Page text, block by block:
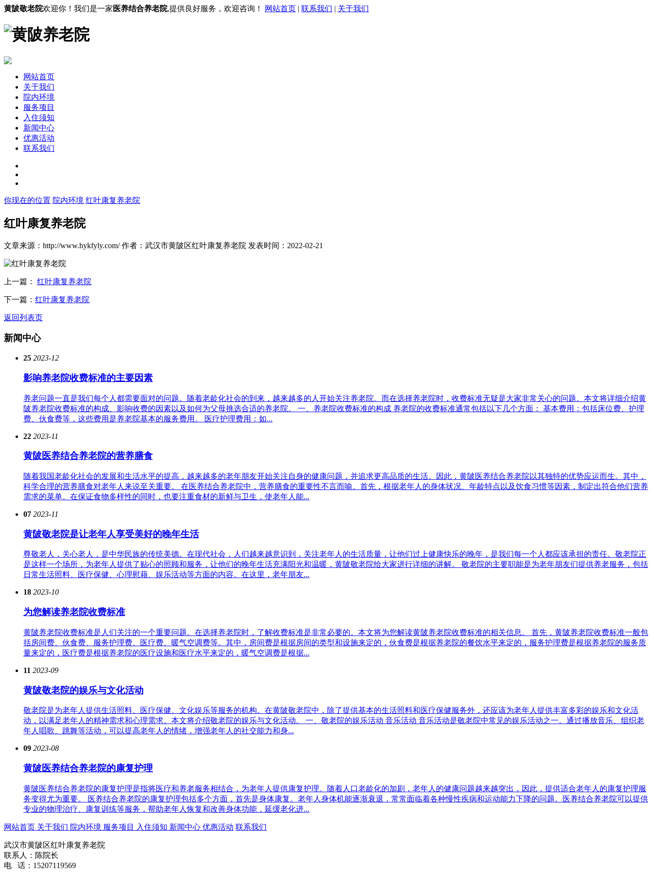
黄陂敬老院欢迎你！我们是一家 医养结合养老院,提供良好服务，欢迎咨询！ 网站首页 | 联系我们 | 关于我们
网站首页
关于我们
院内环境
服务项目
入住须知
新闻中心
优惠活动
联系我们
你现在的位置 院内环境 红叶康复养老院
红叶康复养老院
文章来源：http://www.hykfyly.com/作者：武汉市黄陂区红叶康复养老院 发表时间：2022-02-21
上一篇： 红叶康复养老院
下一篇： 红叶康复养老院
返回列表页
新闻中心
25 2023-12
影响养老院收费标准的主要因素
养老问题一直是我们每个人都需要面对的问题。随着老龄化社会的到来，越来越多的人开始关注养老院。而在选择养老院时，收费标准无疑是大家非常关心的问题。本文将详细介绍黄
陂养老院收费标准的构成、影响收费的因素以及如何为父母挑选合适的养老院。 一、养老院收费标准的构成 养老院的收费标准通常包括以下几个方面： 基本费用：包括床位费、护理
费、伙食费等，这些费用是养老院基本的服务费用。 医疗护理费用：如...
22 2023-11
黄陂医养结合养老院的营养膳食
随着我国老龄化社会的发展和生活水平的提高，越来越多的老年朋友开始关注自身的健康问题，并追求更高品质的生活。因此，黄陂医养结合养老院以其独特的优势应运而生。其中，
科学合理的营养膳食对老年人来说至关重要。 在医养结合养老院中，营养膳食的重要性不言而喻。首先，根据老年人的身体状况、年龄特点以及饮食习惯等因素，制定出符合他们营养
需求的菜单。在保证食物多样性的同时，也要注重食材的新鲜与卫生，使老年人能...
07 2023-11
黄陂敬老院是让老年人享受美好的晚年生活
尊敬老人，关心老人，是中华民族的传统美德。在现代社会，人们越来越意识到，关注老年人的生活质量，让他们过上健康快乐的晚年，是我们每一个人都应该承担的责任。敬老院正
是这样一个场所，为老年人提供了贴心的照顾和服务，让他们的晚年生活充满阳光和温暖，黄陂敬老院给大家进行详细的讲解。 敬老院的主要职能是为老年朋友们提供养老服务，包括
日常生活照料、医疗保健、心理慰藉、娱乐活动等方面的内容。在这里，老年朋友...
18 2023-10
为您解读养老院收费标准
黄陂养老院收费标准是人们关注的一个重要问题。在选择养老院时，了解收费标准是非常必要的。本文将为您解读黄陂养老院收费标准的相关信息。 首先，黄陂养老院收费标准一般包
括房间费、伙食费、服务护理费、医疗费、暖气空调费等。其中，房间费是根据房间的类型和设施来定的，伙食费是根据养老院的餐饮水平来定的，服务护理费是根据养老院的服务质
量来定的，医疗费是根据养老院的医疗设施和医疗水平来定的，暖气空调费是根据...
11 2023-09
黄陂敬老院的娱乐与文化活动
敬老院是为老年人提供生活照料、医疗保健、文化娱乐等服务的机构。在黄陂敬老院中，除了提供基本的生活照料和医疗保健服务外，还应该为老年人提供丰富多彩的娱乐和文化活
动，以满足老年人的精神需求和心理需求。本文将介绍敬老院的娱乐与文化活动。 一、敬老院的娱乐活动 音乐活动 音乐活动是敬老院中常见的娱乐活动之一。通过播放音乐、组织老
年人唱歌、跳舞等活动，可以提高老年人的情绪，增强老年人的社交能力和身...
09 2023-08
黄陂医养结合养老院的康复护理
黄陂医养结合养老院的康复护理是指将医疗和养老服务相结合，为老年人提供康复护理。随着人口老龄化的加剧，老年人的健康问题越来越突出，因此，提供适合老年人的康复护理服
务变得尤为重要。 医养结合养老院的康复护理包括多个方面，首先是身体康复。老年人身体机能逐渐衰退，常常面临着各种慢性疾病和运动能力下降的问题。医养结合养老院可以提供
专业的物理治疗、康复训练等服务，帮助老年人恢复和改善身体功能，延缓老化进...
网站首页 关于我们 院内环境 服务项目 入住须知 新闻中心 优惠活动 联系我们
武汉市黄陂区红叶康复养老院
联系人：陈院长
电 话：15207119569